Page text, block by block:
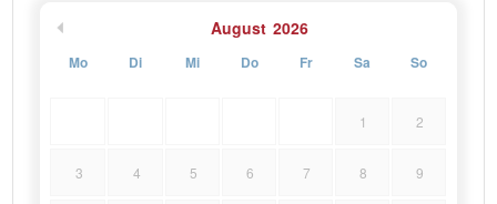
August 2026
Mo Di Mi Do Fr Sa So
1 2
3 4 5 6 7 8 9